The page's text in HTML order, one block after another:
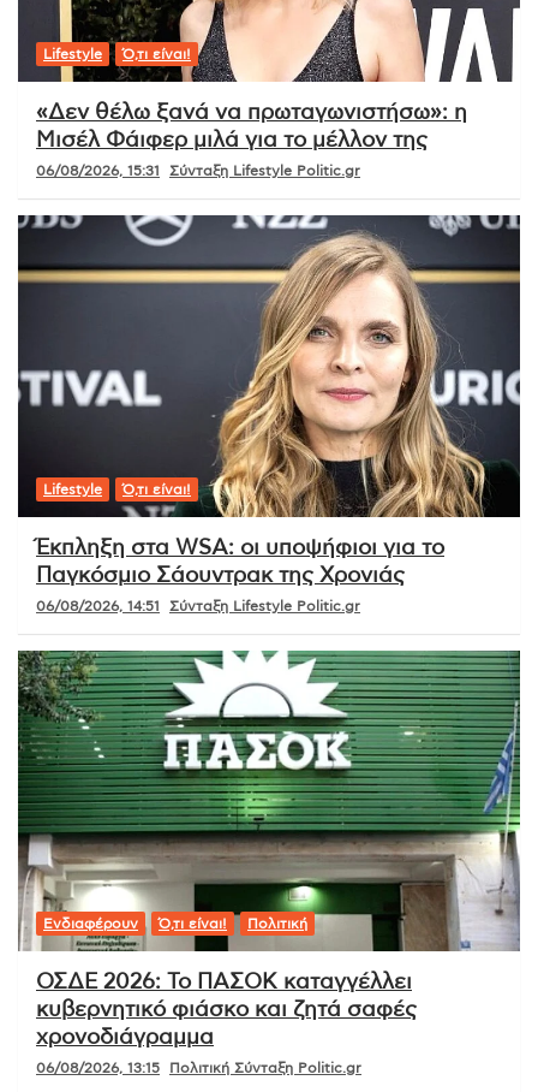
Lifestyle Ό,τι είναι!
«Δεν θέλω ξανά να πρωταγωνιστήσω»: η
Μισέλ Φάιφερ μιλά για το μέλλον της
06/08/2026, 15:31 Σύνταξη Lifestyle Politic.gr
Lifestyle Ό,τι είναι!
Έκπληξη στα WSA: οι υποψήφιοι για το
Παγκόσμιο Σάουντρακ της Χρονιάς
06/08/2026, 14:51 Σύνταξη Lifestyle Politic.gr
Ενδιαφέρουν Ό,τι είναι! Πολιτική
ΟΣΔΕ 2026: Το ΠΑΣΟΚ καταγγέλλει
κυβερνητικό φιάσκο και ζητά σαφές
χρονοδιάγραμμα
06/08/2026, 13:15 Πολιτική Σύνταξη Politic.gr